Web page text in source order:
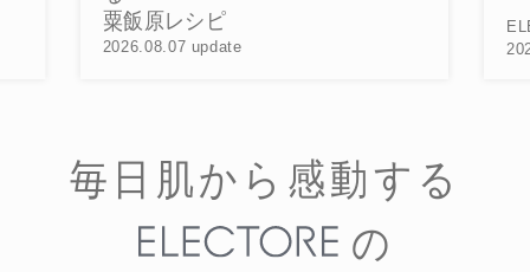
2026.08.01 update
毎日肌から感動する
の